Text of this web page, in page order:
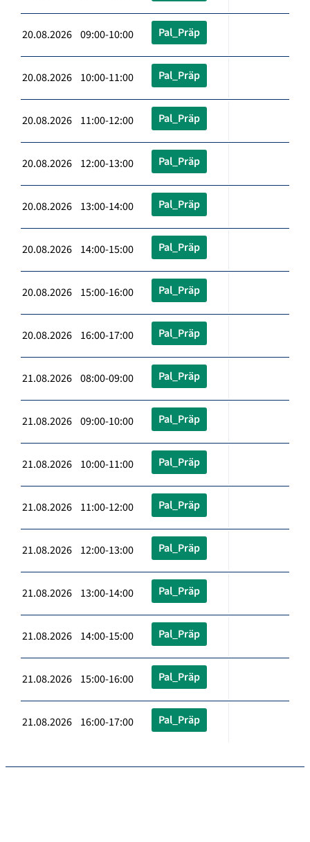
20.08.2026 09:00-10:00 Pal_Präp
20.08.2026 10:00-11:00 Pal_Präp
20.08.2026 11:00-12:00 Pal_Präp
20.08.2026 12:00-13:00 Pal_Präp
20.08.2026 13:00-14:00 Pal_Präp
20.08.2026 14:00-15:00 Pal_Präp
20.08.2026 15:00-16:00 Pal_Präp
20.08.2026 16:00-17:00 Pal_Präp
21.08.2026 08:00-09:00 Pal_Präp
21.08.2026 09:00-10:00 Pal_Präp
21.08.2026 10:00-11:00 Pal_Präp
21.08.2026 11:00-12:00 Pal_Präp
21.08.2026 12:00-13:00 Pal_Präp
21.08.2026 13:00-14:00 Pal_Präp
21.08.2026 14:00-15:00 Pal_Präp
21.08.2026 15:00-16:00 Pal_Präp
21.08.2026 16:00-17:00 Pal_Präp